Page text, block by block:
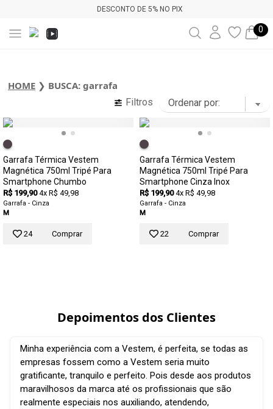
DESCONTO DE 5% NO PIX
0
HOME ❯ BUSCA: garrafa
Filtros
Garrafa Térmica Vestem
Magnética 750ml Tripé Para
Smartphone Chumbo
R$ 199,90 4x R$ 49,98
Garrafa - Cinza
M
24 Comprar
Garrafa Térmica Vestem
Magnética 750ml Tripé Para
Smartphone Cinza Inox
R$ 199,90 4x R$ 49,98
Garrafa - Cinza
M
22 Comprar
Depoimentos dos Clientes
Minha experiência com a Vestem, é perfeita, se todas as
empresas fossem como a Vestem seria muito
gratificante, tranquilo e perfeito. Pois desde aos produtos
maravilhosos da marca até os profissionais que são
realmente especiais nos auxiliando, atendendo,